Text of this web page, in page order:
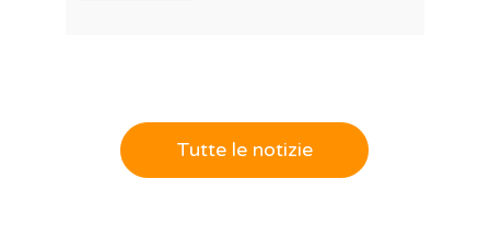
Tutte le notizie